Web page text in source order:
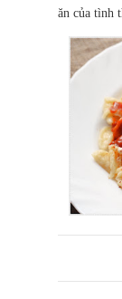
ăn của tình